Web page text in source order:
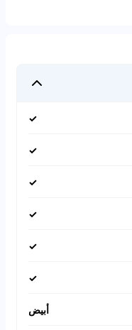
✓
✓
✓
✓
✓
✓
أبيض